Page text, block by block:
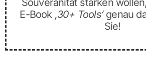
E-Book ‚30+ Tools‘genau
Sie!